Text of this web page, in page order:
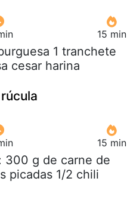
15 min
1 tranchete
cesar harina
15 min
300 g de carne de
picadas 1/2 chili